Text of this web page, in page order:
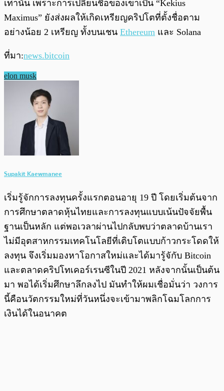
เท่านั้น เพราะการเปลี่ยนชื่อของเขาเป็น “Kekius
Maximus” ยังส่งผลให้เกิดเหรียญคริปโตที่ตั้งชื่อตาม
อย่างน้อย 2 เหรียญ ทั้งบนเชน Ethereum และ Solana
ที่มา:news.bitcoin
elon musk
Supakit Kaewmanee
เริ่มรู้จักการลงทุนครั้งแรกตอนอายุ 19 ปี โดยเริ่มต้นจาก
การศึกษาตลาดหุ้นไทยและการลงทุนแบบเน้นปัจจัยพื้น
ฐานเป็นหลัก แต่พอเวลาผ่านไปกลับพบว่าตลาดบ้านเรา
ไม่มีอุตสาหกรรมเทคโนโลยีที่เติบโตแบบก้าวกระโดดให้
ลงทุน จึงเริ่มมองหาโอกาสใหม่และได้มารู้จักับ Bitcoin
และตลาดคริปโทเคอร์เรนซีในปี 2021 หลังจากนั้นเป็นต้น
มา พอได้เริ่มศึกษาลึกลงไป มันทำให้ผมเชื่อมั่นว่า วงการ
นี้คือนวัตกรรมใหม่ที่วันหนึ่งจะเข้ามาพลิกโฉมโลกการ
เงินได้ในอนาคต